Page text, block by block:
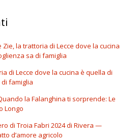
Zie, la trattoria di Lecce dove la cucina
sa di famiglia
di Lecce dove la cucina è quella di
di famiglia
la Falanghina ti sorprende: Le
Longo
di Troia Fabri 2024 di Rivera —
d’amore agricolo